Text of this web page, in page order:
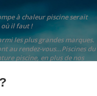
à chaleur piscine serait
où il faut !
les plus grandes marques.
au rendez-vous…Piscines du
piscine, en plus de nos